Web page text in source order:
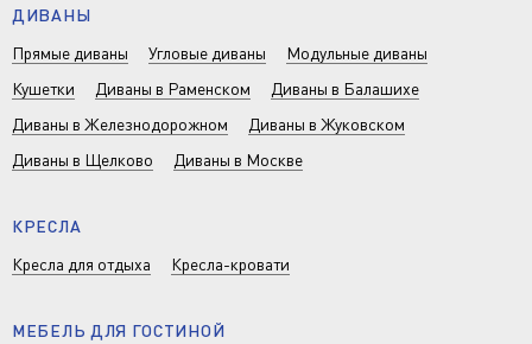
ДИВАНЫ
Прямые диваны
Угловые диваны
Модульные диваны
Кушетки
Диваны в Раменском
Диваны в Балашихе
Диваны в Железнодорожном
Диваны в Жуковском
Диваны в Щелково
Диваны в Москве
КРЕСЛА
Кресла для отдыха
Кресла-кровати
МЕБЕЛЬ ДЛЯ ГОСТИНОЙ